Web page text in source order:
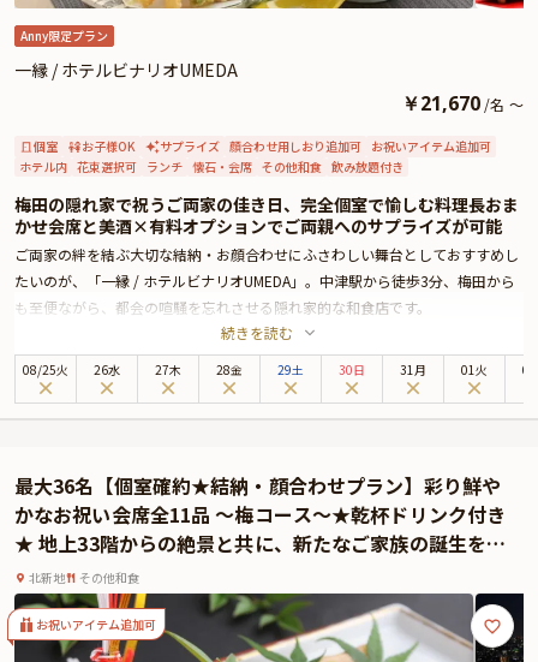
Anny限定プラン
一縁 / ホテルビナリオUMEDA
￥21,670 /名 ～
個室 お子様OK サプライズ 顔合わせ用しおり追加可 お祝いアイテム追加可
ホテル内 花束選択可 ランチ 懐石・会席 その他和食 飲み放題付き
梅田の隠れ家で祝うご両家の佳き日、完全個室で愉しむ料理長おま
かせ会席と美酒×有料オプションでご両親へのサプライズが可能
ご両家の絆を結ぶ大切な結納・お顔合わせにふさわしい舞台としておすすめし
たいのが、「一縁 / ホテルビナリオUMEDA」。中津駅から徒歩3分、梅田から
も至便ながら、都会の喧騒を忘れさせる隠れ家的な和食店です。
ご案内はホテル1階「梅田 璃泉」の受付から始まり、スタッフとともに専用の
お部屋へ。扉の先に広がるのは、モノトーンを基調とした洗練の完全個室。周
囲を気にせず、安心してご両家の語らいを深めていただけます。
送の新鮮な魚介など、ここでしか味わえない逸品が揃います。美味しさはもち
ろん、盛り付けや香りに至るまで五感を満たす一皿一皿が、ご両家の晴れの日
を華やかに彩ります。
さらに、90分制のフリードリンクが付いているのも魅力。日本酒やワイン、カ
クテルまで幅広く揃えたお飲み物とともに、和やかなひとときをお過ごしいた
だけます。加えて、追加料金にてお祝いの席に欠かせない「祝い鯛と赤飯（6〜
8名様用） / 9,680円(税込)」をご用意することも可能です。晴れやかな食卓を
続きを読む
08/25火 26水 27木 28金 29土 30日 31月 01火
最大36名【個室確約★結納・顔合わせプラン】彩り鮮や
かなお祝い会席全11品 ～梅コース～★乾杯ドリンク付き
★ 地上33階からの絶景と共に、新たなご家族の誕生をお
祝い！
北新地 その他和食
お祝いアイテム追加可